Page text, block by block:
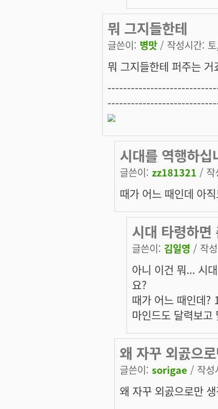
뭐 그지들한테
글쓴이: 병맛 / 작성시간:
뭐 그지들한테 퍼주는
시대를 역행하십
글쓴이: zz181321 / 작
때가 어느 때인데 아
시대 타령하면
글쓴이: 김일영 / 작
아니 이건 뭐... 시
요?
때가 어느 때인데?
마인드도 달력보
왜 자꾸 외곬으
글쓴이: sorigae / 작
왜 자꾸 외곬으로만